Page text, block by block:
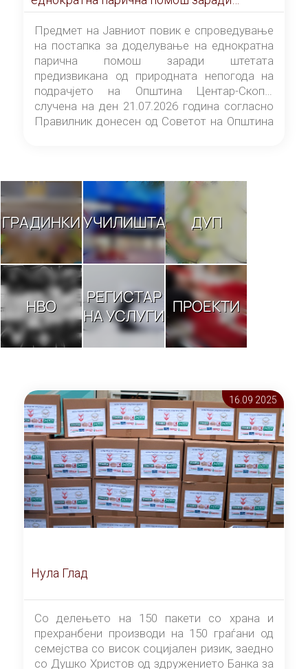
штетата предизвикана од природната
непогода на подрачјето на Општина
Центар-Скопје случена на ден 21.07.2026
година
Предмет на Јавниот повик е спроведување
на постапка за доделување на еднократна
парична помош заради штетата
предизвикана од природната непогода на
подрачјето на Општина Центар-Скопје
случена на ден 21.07.2026 година согласно
Правилник донесен од Советот на Општина
ГРАДИНКИУЧИЛИШТА ДУП
НВО
РЕГИСТАР
НА УСЛУГИ ПРОЕКТИ
16.09 2025
Нула Глад
Со делењето на 150 пакети со храна и
прехранбени производи на 150 граѓани од
семејства со висок социјален ризик, заедно
со Душко Христов од здружението Банка за